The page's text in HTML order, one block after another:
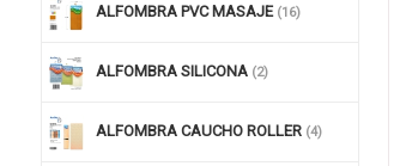
ALFOMBRA PVC MASAJE (16)
ALFOMBRA SILICONA (2)
ALFOMBRA CAUCHO ROLLER (4)